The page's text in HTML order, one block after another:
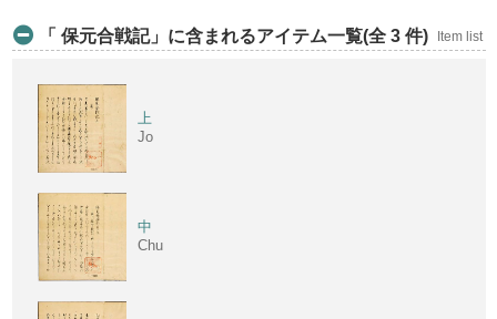
「 保元合戦記」に含まれるアイテム一覧(全 3 件) Item list
上
Jo
中
Chu